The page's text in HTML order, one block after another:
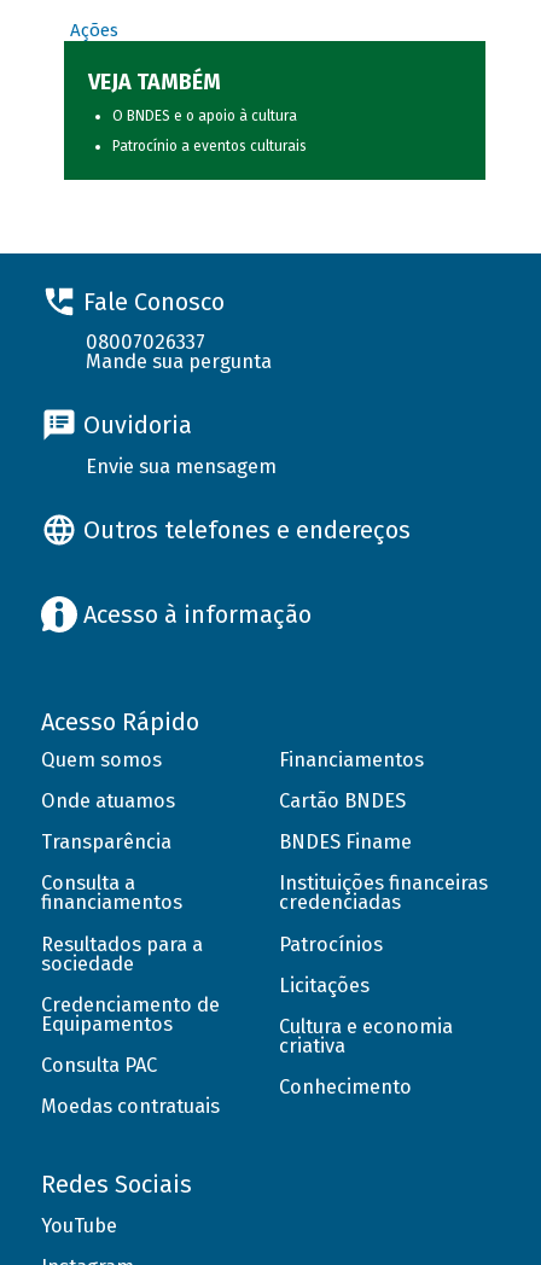
Ações
VEJA TAMBÉM
O BNDES e o apoio à cultura
Patrocínio a eventos culturais
Fale Conosco
08007026337
Mande sua pergunta
Ouvidoria
Envie sua mensagem
Outros telefones e endereços
Acesso à informação
Acesso Rápido
Quem somos
Onde atuamos
Transparência
Consulta a
financiamentos
Resultados para a
sociedade
Credenciamento de
Equipamentos
Consulta PAC
Moedas contratuais
Financiamentos
Cartão BNDES
BNDES Finame
Instituições financeiras
credenciadas
Patrocínios
Licitações
Cultura e economia
criativa
Conhecimento
Redes Sociais
YouTube